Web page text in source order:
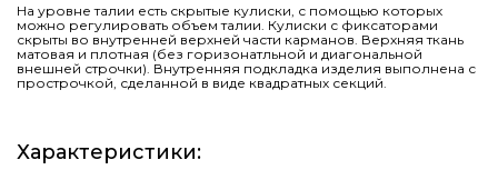
На уровне талии есть скрытые кулиски, с помощью которых
можно регулировать объем талии. Кулиски с фиксаторами
скрыты во внутренней верхней части карманов. Верхняя ткань
матовая и плотная (без горизонатльной и диагональной
внешней строчки). Внутренняя подкладка изделия выполнена с
прострочкой, сделанной в виде квадратных секций.
Характеристики: